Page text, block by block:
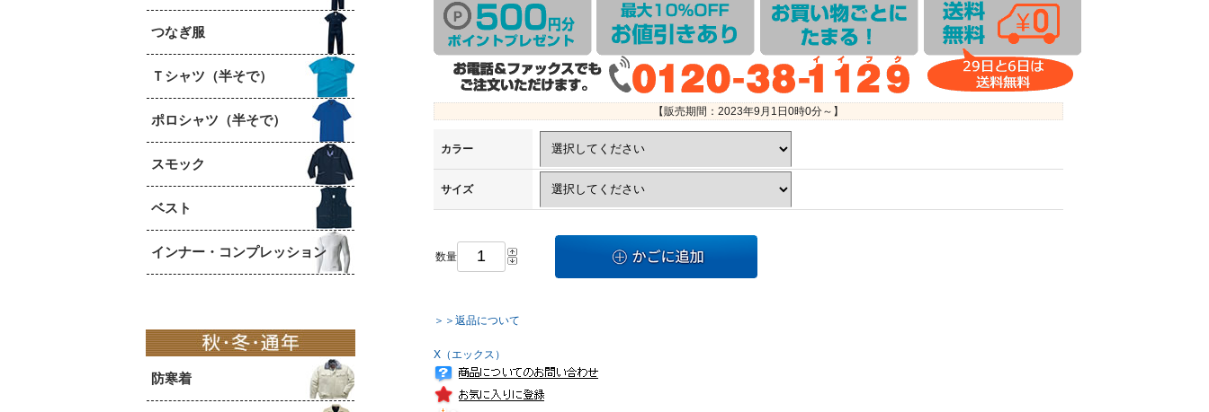
つなぎ服
Ｔシャツ（半そで）
ポロシャツ（半そで）
スモック
ベスト
インナー・コンプレッション
防寒着
【販売期間： 2023年9月1日0時0分～】
カラー
サイズ
数量
＞＞返品について
X（エックス）